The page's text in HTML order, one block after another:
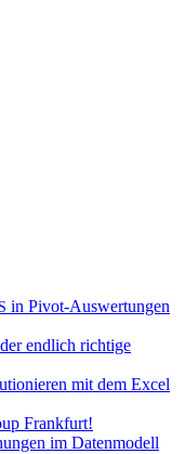
in Pivot-Auswertungen
endlich richtige
mit dem Excel
Frankfurt!
im Datenmodell